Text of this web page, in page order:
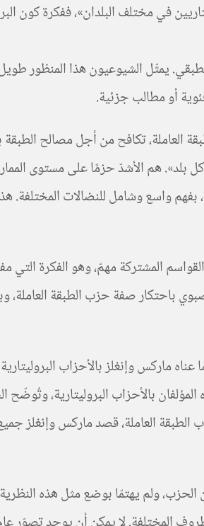
في مختلف البلدان»، ففكرة كون
الطبقي. يمثّل الشيوعيون هذا
أو مطالب جزئية.
العاملة، تكافح من أجل مصالح
بلد». هم الأشدّ حزمًا على مستوى
واسع وشامل للنضالات المختلفة.
المشتركة مهمّ، وهو الفكرة التي
باحتكار صفة حزب الطبقة
ماركس وإنغلز بالأحزاب
بالأحزاب البروليتارية، وتُوضّح
الطبقة العاملة، قصد ماركس وإنغلز
ولم يهتمّا بوضع مثل هذه